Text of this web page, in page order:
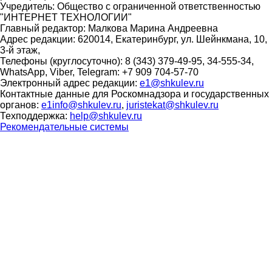
Учредитель: Общество с ограниченной ответственностью
"ИНТЕРНЕТ ТЕХНОЛОГИИ"
Главный редактор: Малкова Марина Андреевна
Адрес редакции: 620014, Екатеринбург, ул. Шейнкмана, 10,
3-й этаж,
Телефоны (круглосуточно): 8 (343) 379-49-95, 34-555-34,
WhatsApp, Viber, Telegram: +7 909 704-57-70
Электронный адрес редакции: e1@shkulev.ru
Контактные данные для Роскомнадзора и государственных
органов: e1info@shkulev.ru, juristekat@shkulev.ru
Техподдержка: help@shkulev.ru
Рекомендательные системы